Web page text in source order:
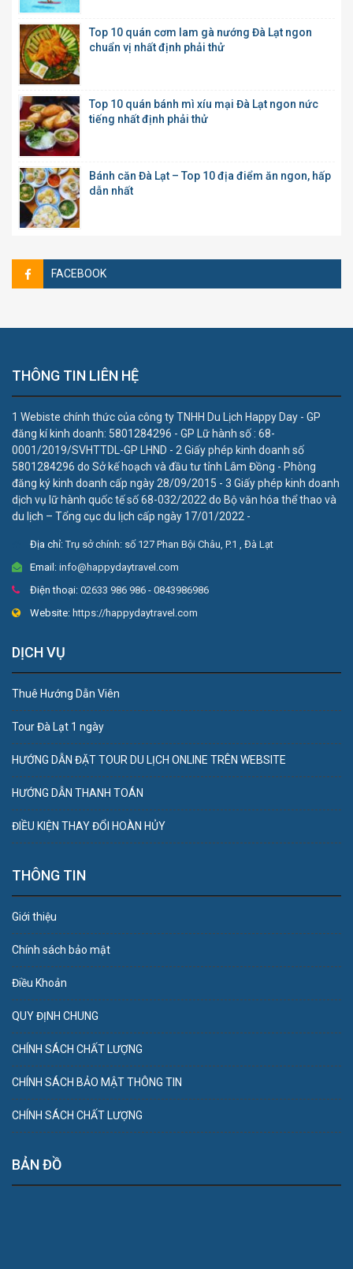
Top 10 quán cơm lam gà nướng Đà Lạt ngon
chuẩn vị nhất định phải thử
Top 10 quán bánh mì xíu mại Đà Lạt ngon nức
tiếng nhất định phải thử
Bánh căn Đà Lạt – Top 10 địa điểm ăn ngon, hấp
dẫn nhất
FACEBOOK
THÔNG TIN LIÊN HỆ
1 Webiste chính thức của công ty TNHH Du Lịch Happy Day - GP
đăng kí kinh doanh: 5801284296 - GP Lữ hành số : 68-
0001/2019/SVHTTDL-GP LHND - 2 Giấy phép kinh doanh số
5801284296 do Sở kế hoạch và đầu tư tỉnh Lâm Đồng - Phòng
đăng ký kinh doanh cấp ngày 28/09/2015 - 3 Giấy phép kinh doanh
dịch vụ lữ hành quốc tế số 68-032/2022 do Bộ văn hóa thể thao và
du lịch – Tổng cục du lịch cấp ngày 17/01/2022 -
Địa chỉ:Trụ sở chính: số 127 Phan Bội Châu, P.1 , Đà Lạt
Email: info@happydaytravel.com
Điện thoại: 02633 986 986 - 0843986986
Website: https://happydaytravel.com
DỊCH VỤ
Thuê Hướng Dẫn Viên
Tour Đà Lạt 1 ngày
HƯỚNG DẪN ĐẶT TOUR DU LỊCH ONLINE TRÊN WEBSITE
HƯỚNG DẪN THANH TOÁN
ĐIỀU KIỆN THAY ĐỔI HOÀN HỦY
THÔNG TIN
Giới thiệu
Chính sách bảo mật
Điều Khoản
QUY ĐỊNH CHUNG
CHÍNH SÁCH CHẤT LƯỢNG
CHÍNH SÁCH BẢO MẬT THÔNG TIN
CHÍNH SÁCH CHẤT LƯỢNG
BẢN ĐỒ